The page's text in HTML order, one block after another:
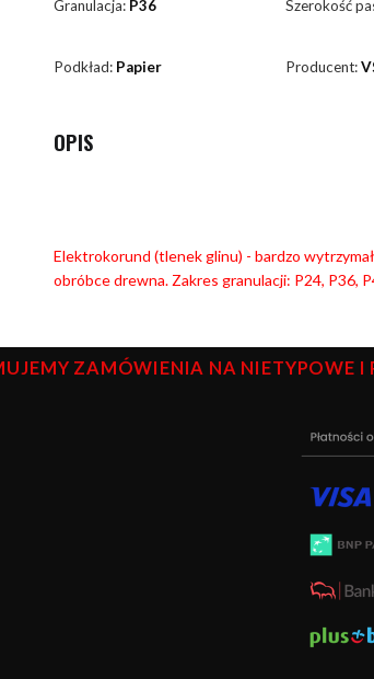
Granulacja: P36 Szerokość
Podkład: Papier Producent:
OPIS
Elektrokorund (tlenek glinu) - bardzo
obróbcedrewna. Zakres granulacji: P24, P36,
ZAMÓWIENIA NA NIETYPOWE I